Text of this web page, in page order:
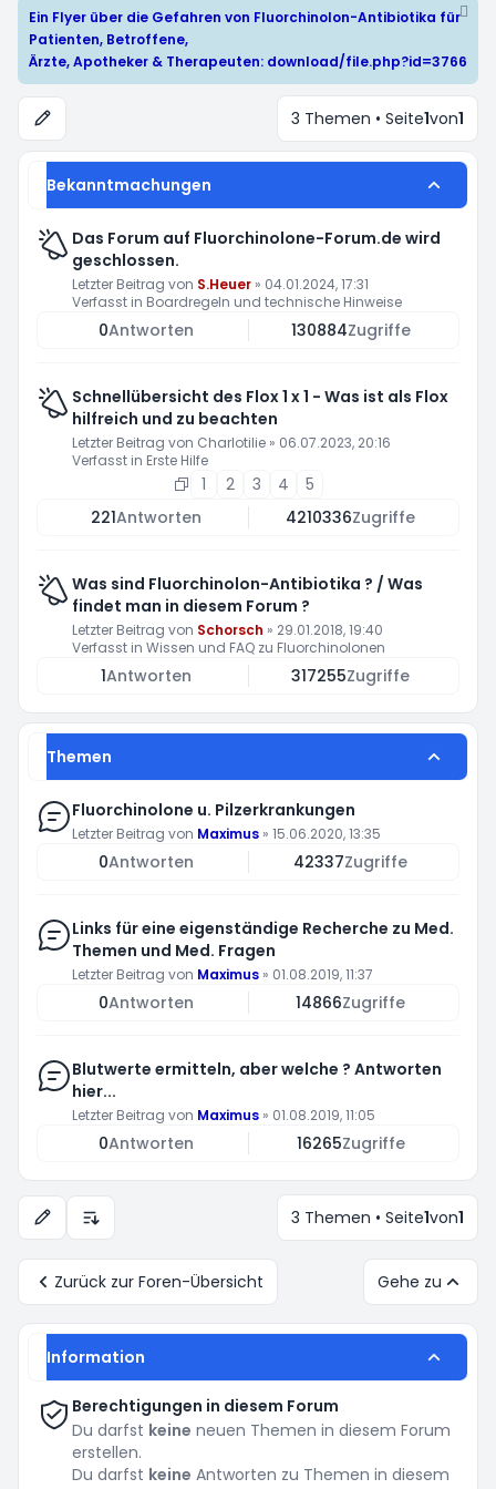
Ein Flyer über die Gefahren von Fluorchinolon-Antibiotika für
Patienten, Betroffene,
Ärzte, Apotheker & Therapeuten: download/file.php?id=3766
3 Themen • Seite1von1
Bekanntmachungen
Das Forum auf Fluorchinolone-Forum.de wird
geschlossen.
Letzter Beitrag von S.Heuer » 04.01.2024, 17:31
Verfasst in Boardregeln und technische Hinweise
0Antworten 130884Zugriffe
Schnellübersicht des Flox 1 x 1 - Was ist als Flox
hilfreich und zu beachten
Letzter Beitrag von Charlotilie » 06.07.2023, 20:16
Verfasst in Erste Hilfe
1 2 3 4
5
221Antworten 4210336Zugriffe
Was sind Fluorchinolon-Antibiotika ? / Was
findet man in diesem Forum ?
Letzter Beitrag von Schorsch » 29.01.2018, 19:40
Verfasst in Wissen und FAQ zu Fluorchinolonen
1Antworten 317255Zugriffe
Themen
Fluorchinolone u. Pilzerkrankungen
Letzter Beitrag von Maximus » 15.06.2020, 13:35
0Antworten 42337Zugriffe
Links für eine eigenständige Recherche zu Med.
Themen und Med. Fragen
Letzter Beitrag von Maximus » 01.08.2019, 11:37
0Antworten 14866Zugriffe
Blutwerte ermitteln, aber welche ? Antworten
hier...
Letzter Beitrag von Maximus » 01.08.2019, 11:05
0Antworten 16265Zugriffe
Anzeige- und Sortierungs-Einstellungen
3 Themen • Seite1von1
Zurück zur Foren-Übersicht Gehe zu
Information
Berechtigungen in diesem Forum
Du darfst keine neuen Themen in diesem Forum
erstellen.
Du darfst keine Antworten zu Themen in diesem